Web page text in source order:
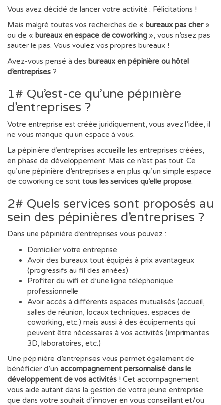
Vous avez décidé de lancer votre activité : Félicitations !
Mais malgré toutes vos recherches de « bureaux pas cher»
ou de « bureaux en espace de coworking », vous n’osez pas
sauter le pas. Vous voulez vos propres bureaux !
Avez-vous pensé à des bureaux en pépinière ou hôtel
d’entreprises ?
1# Qu’est-ce qu’une pépinière
d’entreprises ?
Votre entreprise est créée juridiquement, vous avez l’idée, il
ne vous manque qu’un espace à vous.
La pépinière d’entreprises accueille les entreprises créées,
en phase de développement. Mais ce n’est pas tout. Ce
qu’une pépinière d’entreprises a en plus qu’un simple espace
de coworking ce sont tous les services qu’elle propose.
2# Quels services sont proposés au
sein des pépinières d’entreprises ?
Dans une pépinière d’entreprises vous pouvez :
Domicilier votre entreprise
Avoir des bureaux tout équipés à prix avantageux
(progressifs au fil des années)
Profiter du wifi et d’une ligne téléphonique
professionnelle
Avoir accès à différents espaces mutualisés (accueil,
salles de réunion, locaux techniques, espaces de
coworking, etc.) mais aussi à des équipements qui
peuvent être nécessaires à vos activités (imprimantes
3D, laboratoires, etc.)
Une pépinière d’entreprises vous permet également de
bénéficier d’un accompagnement personnalisé dans le
développement de vos activités ! Cet accompagnement
vous aide autant dans la gestion de votre jeune entreprise
que dans votre souhait d’innover en vous conseillant et/ou